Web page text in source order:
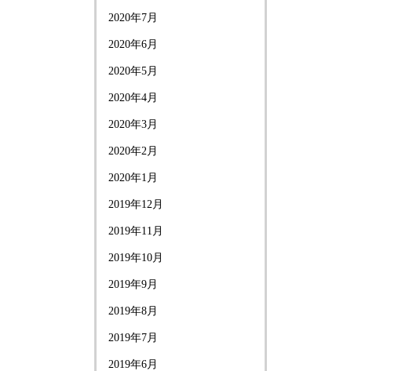
2020年7月
2020年6月
2020年5月
2020年4月
2020年3月
2020年2月
2020年1月
2019年12月
2019年11月
2019年10月
2019年9月
2019年8月
2019年7月
2019年6月